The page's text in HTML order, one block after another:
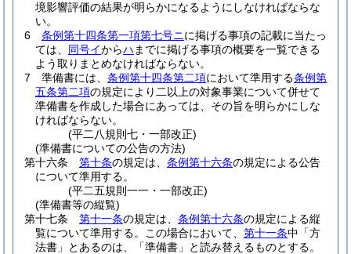
境影響評価の結果が明らかになるようにしなければならな
い。
6
条例第十四条第一項第七号ニに掲げる事項の記載に当たっ
ては、 同号イからハ までに掲げる事項の概要を一覧できる
よう取りまとめなければならない。
7
準備書には、 条例第十四条第二項において準用する条例第
五条第二項の規定により二以上の対象事業について併せて
準備書を作成した場合にあっては、その旨を明らかにしな
ければならない。
(平二八規則七・一部改正)
(準備書についての公告の方法)
第十六条
第十条の規定は、 条例第十六条の規定による公告
について準用する。
(平二五規則一一・一部改正)
(準備書等の縦覧)
第十七条
第十一条の規定は、 条例第十六条の規定による縦
覧について準用する。
この場合において、 第十一条中「方
法書」とあるのは、「準備書」と読み替えるものとする。